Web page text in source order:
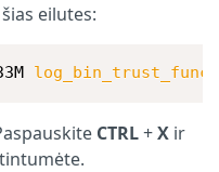
eilutes:
CTRL+X ir